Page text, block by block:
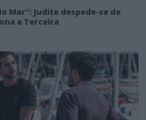
Mar”: Judite despede-se de
a Terceira